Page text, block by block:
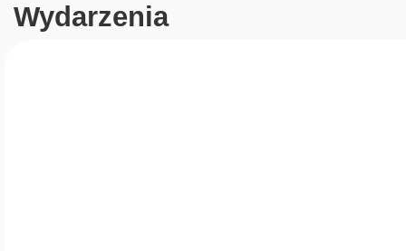
Wydarzenia